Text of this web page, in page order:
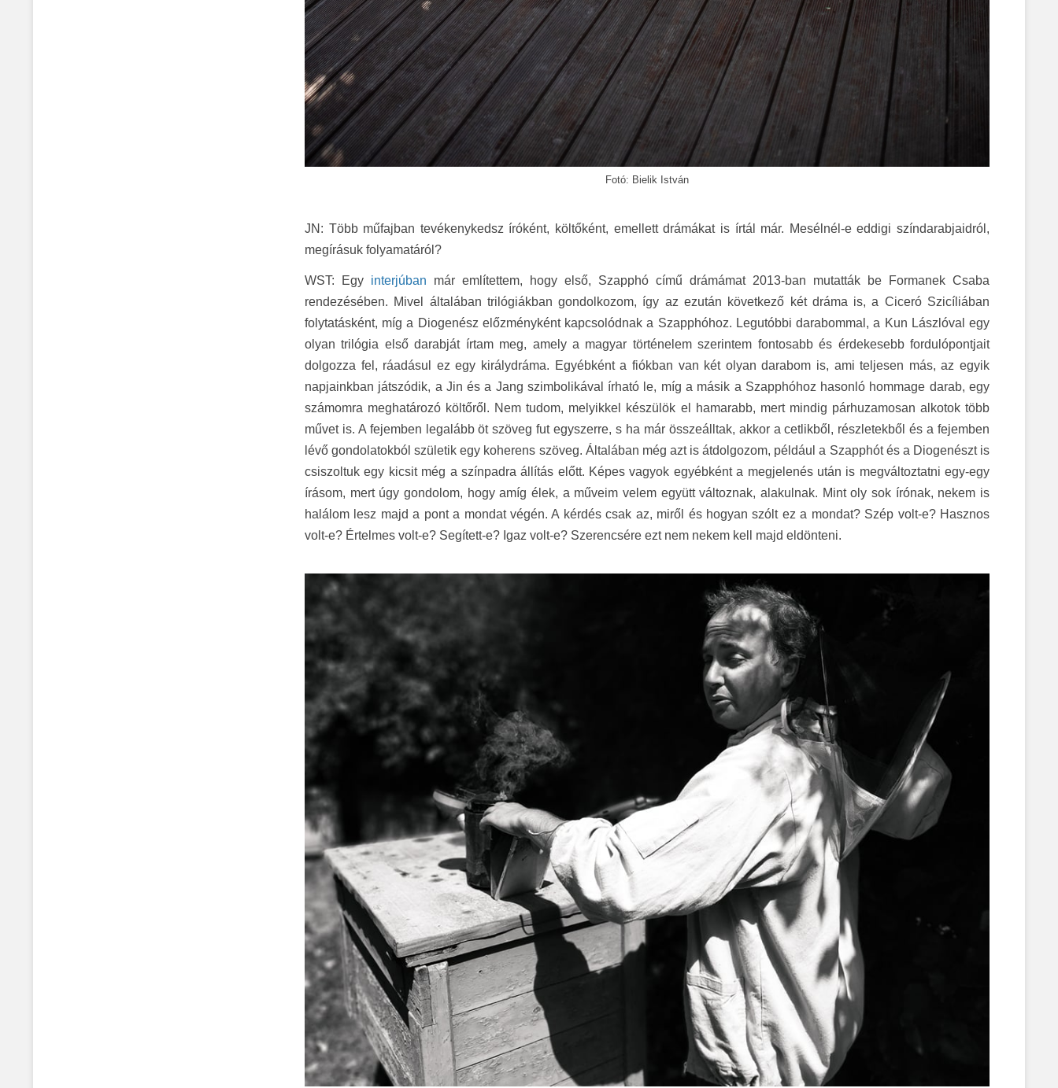
Fotó: Bielik István
JN : Több műfajban tevékenykedsz íróként, költőként, emellett drámákat is írtál már. Mesélnél-e eddigi színdarabjaidról,
megírásuk folyamatáról?
WST: Egy interjúban már említettem, hogy első, Szapphó című drámámat 2013-ban mutatták be Formanek Csaba
rendezésében. Mivel általában trilógiákban gondolkozom, így az ezután következő két dráma is, a Ciceró Szicíliában
folytatásként, míg a Diogenész előzményként kapcsolódnak a Szapphóhoz. Legutóbbi darabommal, a Kun Lászlóval egy
olyan trilógia első darabját írtam meg, amely a magyar történelem szerintem fontosabb és érdekesebb fordulópontjait
dolgozza fel, ráadásul ez egy királydráma. Egyébként a fiókban van két olyan darabom is, ami teljesen más, az egyik
napjainkban játszódik, a Jin és a Jang szimbolikával írható le, míg a másik a Szapphóhoz hasonló hommage darab, egy
számomra meghatározó költőről. Nem tudom, melyikkel készülök el hamarabb, mert mindig párhuzamosan alkotok több
művet is. A fejemben legalább öt szöveg fut egyszerre, s ha már összeálltak, akkor a cetlikből, részletekből és a fejemben
lévő gondolatokból születik egy koherens szöveg. Általában még azt is átdolgozom, például a Szapphót és a Diogenészt is
csiszoltuk egy kicsit még a színpadra állítás előtt. Képes vagyok egyébként a megjelenés után is megváltoztatni egy-egy
írásom, mert úgy gondolom, hogy amíg élek, a műveim velem együtt változnak, alakulnak. Mint oly sok írónak, nekem is
halálom lesz majd a pont a mondat végén. A kérdés csak az, miről és hogyan szólt ez a mondat? Szép volt-e? Hasznos
volt-e? Értelmes volt-e? Segített-e? Igaz volt-e? Szerencsére ezt nem nekem kell majd eldönteni.